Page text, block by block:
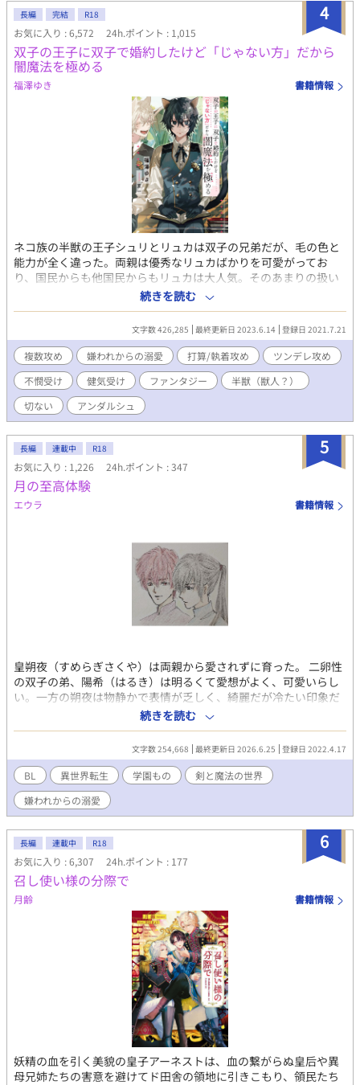
て……？ これは秘密を抱えた次期公爵と、全て失ったら逆に吹っ
切れた元王子のお話です。 嫌われからの溺愛を目指しています。
現在【第13回BL大賞】にエントリーさせていただいております！
お気に召しましたら、ブクマ♡感想、そして投票で応援してくだ
さると嬉しいです！
4
長編 完結 R18
お気に入り : 6,572 24h.ポイント : 1,015
双子の王子に双子で婚約したけど「じゃない方」だから
闇魔法を極める
福澤ゆき 書籍情報
ネコ族の半獣の王子シュリとリュカは双子の兄弟だが、毛の色と
能力が全く違った。両親は優秀なリュカばかりを可愛がってお
り、国民からも他国民からもリュカは大人気。そのあまりの扱い
の差に、シュリはやさぐれていた。 二人は大国リンデンベルク王
国の双子の第一王子ジークフリートとギルベルトと婚約し、将来
的にはそろって同じ国に嫁ぐ事になっているが… ※受けは強いコ
ンプレックスを持っています ※途中に胸糞展開や精神的に辛い描
写を多く含みます ※複数攻めの三角？四角？関係です ※闇魔法と
言っても悪役ではありません
続きを読む
文字数 426,285 最終更新日 2023.6.14 登録日 2021.7.21
複数攻め 嫌われからの溺愛 打算/執着攻め
ツンデレ攻め
不憫受け
健気受け ファンタジー
半獣（獣人？）
切ない
アンダルシュ
5
長編 連載中 R18
お気に入り : 1,226 24h.ポイント : 347
月の至高体験
エウラ 書籍情報
皇朔夜（すめらぎさくや）は両親から愛されずに育った。 二卵性
の双子の弟、陽希（はるき）は明るくて愛想がよく、可愛いらし
い。一方の朔夜は物静かで表情が乏しく、綺麗だが冷たい印象だ
った。 父は跡取りの朔夜に厳しく、母は自分に似た陽希ばかりを
可愛がり、朔夜をいない者のように振る舞った。そのせいで使用
人すら、朔夜に冷たく当たる。 乳母だった花江が体を悪くして実
家に下がってからは味方は誰一人として居らず、自分のことは自
分で全て行っていた。 やがて15歳になり帝国の学園に留学生とし
て通うことになったが、予定にはなかった陽希まで行くことにな
り･･･。 乳母以外誰からも愛されなかった朔夜は実は前世の記憶
を持っていた。 朔夜の学園生活はどうなるのか。 外国の人の名前
は日本人のように家名・名前の順になってます。 不定期更新で
す。 Ｒ18ぽい話にはタイトルに＊印をつける予定です。 長くなり
そうなので長編に切り替えます。 作者のサクヤとスオウのイメー
ジ画です。自作なので下手くそです（アナログ人間なので）。
続きを読む
文字数 254,668 最終更新日 2026.6.25 登録日 2022.4.17
BL 異世界転生 学園もの
剣と魔法の世界
嫌われからの溺愛
6
長編 連載中 R18
お気に入り : 6,307 24h.ポイント : 177
召し使い様の分際で
月齢 書籍情報
妖精の血を引く美貌の皇子アーネストは、血の繋がらぬ皇后や異
母兄姉たちの害意を避けてド田舎の領地に引きこもり、領民たち